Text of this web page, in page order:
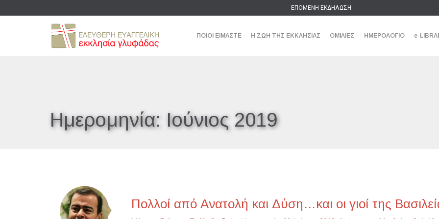
ΕΠΟΜΕΝΗ ΕΚΔΗΛΩΣΗ:
ΠΟΙΟΙ ΕΙΜΑΣΤΕ Η ΖΩΗ ΤΗΣ ΕΚΚΛΗΣΙΑΣ ΟΜΙΛΙΕΣ ΗΜΕΡΟΛΟΓΙΟ e-
Ημερομηνία: Ιούνιος 2019
Πολλοί από Ανατολή και Δύση…και οι γιοί της